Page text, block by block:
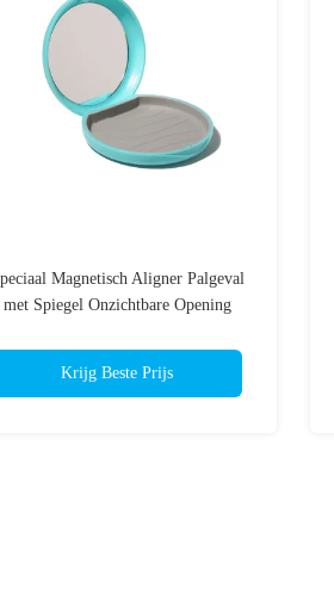
Magnetisch Aligner Palgeval
met Spiegel Onzichtbare Opening
Krijg Beste Prijs